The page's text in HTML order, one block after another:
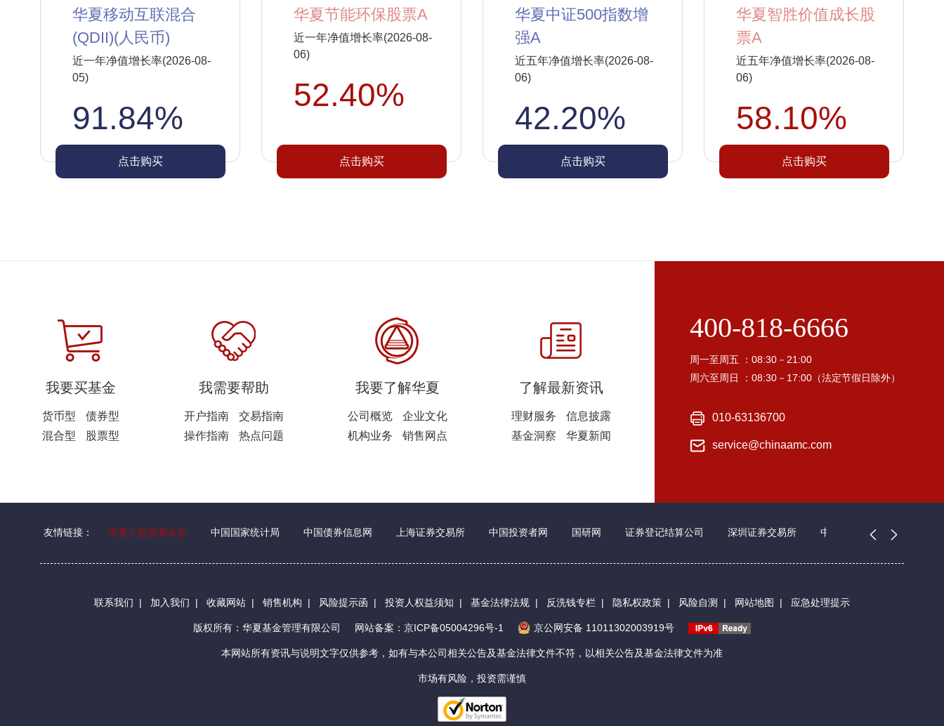
华夏移动互联混合
(QDII)(人民币)
近一年净值增长率(2026-08-
05)
91.84%
点击购买
华夏节能环保股票A
近一年净值增长率(2026-08-
06)
52.40%
点击购买
华夏中证500指数增
强A
近五年净值增长率(2026-08-
06)
42.20%
点击购买
华夏智胜价值成长股
票A
近五年净值增长率(2026-08-
06)
58.10%
点击购买
我要买基金
货币型
债券型
混合型
股票型
我需要帮助
开户指南
交易指南
操作指南
热点问题
我要了解华夏
公司概览
企业文化
机构业务
销售网点
了解最新资讯
理财服务
信息披露
基金洞察
华夏新闻
400-818-6666
周一至周五 ：08:30－21:00
周六至周日 ：08:30－17:00（法定节假日除外）
010-63136700
service@chinaamc.com
友情链接： 华夏人慈善基金会 中国国家统计局 中国债券信息网 上海证券交易所 中国投资者网 国研网 证券登记结算公司 深圳证券交易所 中国证券业协会
联系我们 | 加入我们 | 收藏网站 | 销售机构 | 风险提示函 | 投资人权益须知 | 基金法律法规 | 反洗钱专栏 | 隐私权政策 | 风险自测 | 网站地图 | 应急处理提示
版权所有：华夏基金管理有限公司 网站备案：京ICP备05004296号-1 京公网安备 11011302003919号
本网站所有资讯与说明文字仅供参考，如有与本公司相关公告及基金法律文件不符，以相关公告及基金法律文件为准
市场有风险，投资需谨慎